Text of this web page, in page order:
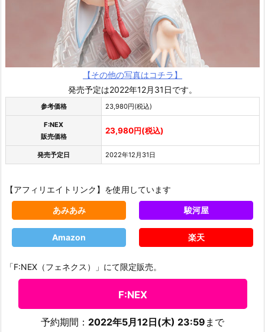
【その他の写真はコチラ】
発売予定は2022年12月31日です。
参考価格 23,980円(税込)
F:NEX
販売価格
23,980円(税込)
発売予定日 2022年12月31日
【アフィリエイトリンク】を使用しています
あみあみ 駿河屋
Amazon 楽天
「F:NEX（フェネクス）」にて限定販売。
F:NEX
予約期間： 2022年5月12日(木) 23:59 まで